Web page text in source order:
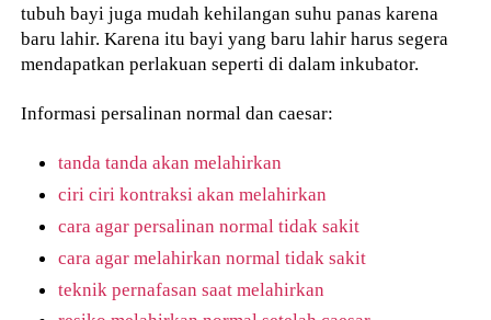
tubuh bayi juga mudah kehilangan suhu panas karena
baru lahir. Karena itu bayi yang baru lahir harus segera
mendapatkan perlakuan seperti di dalam inkubator.
Informasi persalinan normal dan caesar:
tanda tanda akan melahirkan
ciri ciri kontraksi akan melahirkan
cara agar persalinan normal tidak sakit
cara agar melahirkan normal tidak sakit
teknik pernafasan saat melahirkan